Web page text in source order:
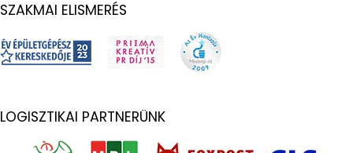
SZAKMAI ELISMERÉS
LOGISZTIKAI PARTNERÜNK